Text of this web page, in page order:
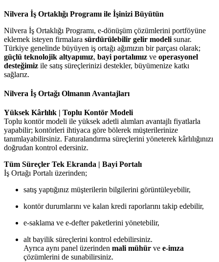
Nilvera İş Ortaklığı Programı ile İşinizi Büyütün
Nilvera İş Ortaklığı Programı, e-dönüşüm çözümlerini portföyüne
eklemek isteyen firmalara sürdürülebilir gelir modeli sunar.
Türkiye genelinde büyüyen iş ortağı ağımızın bir parçası olarak;
güçlü teknolojik altyapımız, bayi portalımız ve operasyonel
desteğimiz ile satış süreçlerinizi destekler, büyümenize katkı
sağlarız.
Nilvera İş Ortağı Olmanın Avantajları
Yüksek Kârlılık | Toplu Kontör Modeli
Toplu kontör modeli ile yüksek adetli alımları avantajlı fiyatlarla
yapabilir; kontörleri ihtiyaca göre bölerek müşterilerinize
tanımlayabilirsiniz. Faturalandırma süreçlerini yöneterek kârlılığınızı
doğrudan kontrol edersiniz.
Tüm Süreçler Tek Ekranda | Bayi Portalı
İş Ortağı Portalı üzerinden;
satış yaptığınız müşterilerin bilgilerini görüntüleyebilir,
kontör durumlarını ve kalan kredi raporlarını takip edebilir,
e-saklama ve e-defter paketlerini yönetebilir,
alt bayilik süreçlerini kontrol edebilirsiniz.
Ayrıca aynı panel üzerinden mali mühür ve e-imza
çözümlerini de sunabilirsiniz.